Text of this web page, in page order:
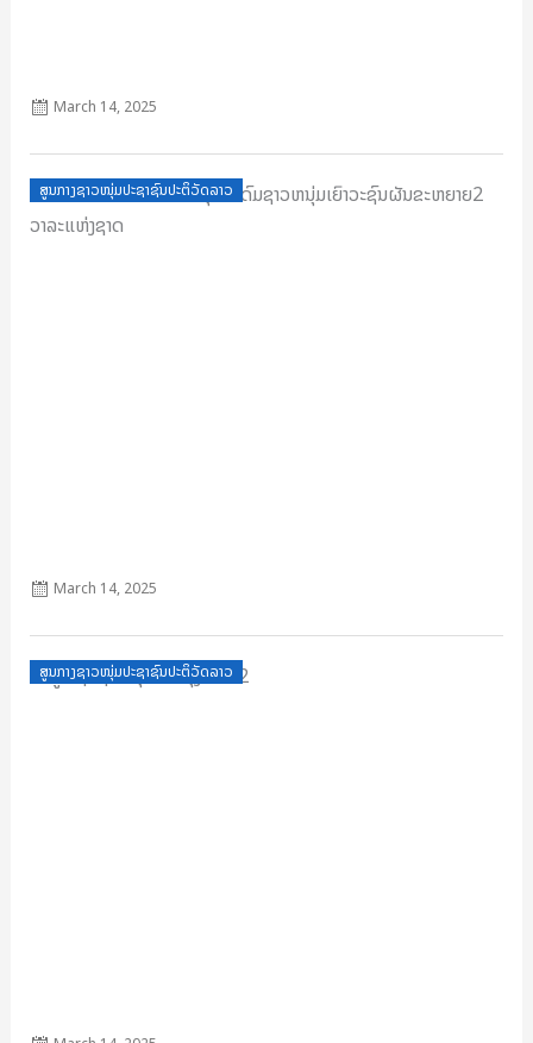
March 14, 2025
ສູນກາງຊາວໜຸ່ມປະຊາຊົນປະຕິວັດລາວ
Posted
on
March 14, 2025
ສູນກາງຊາວໜຸ່ມປະຊາຊົນປະຕິວັດລາວ
Posted
on